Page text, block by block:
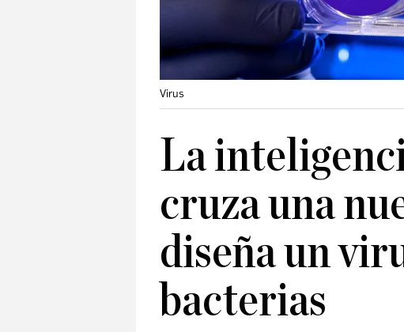
Virus
La
cruza una
diseña un
bacterias